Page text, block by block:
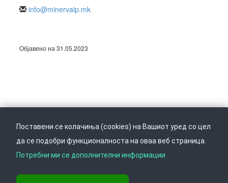
info@minervaip.mk
Објавено на 31.05.2023
Врати се горе Следете не на
Поставени се колачиња (cookies) на Вашиот уред со цел
да се подобри функционалноста на оваа веб страница.
Потребни ми се дополнителни информации